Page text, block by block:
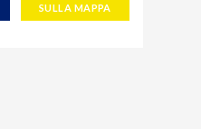
SULLA MAPPA